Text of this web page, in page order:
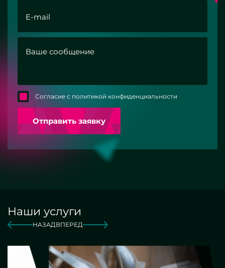
Согласие с политикой конфиденциальности
Отправить заявку
Наши услуги
НАЗАДВПЕРЕД